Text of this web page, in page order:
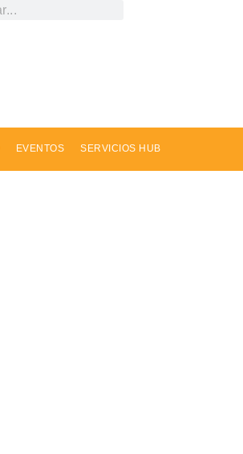
EVENTOS SERVICIOS HUB